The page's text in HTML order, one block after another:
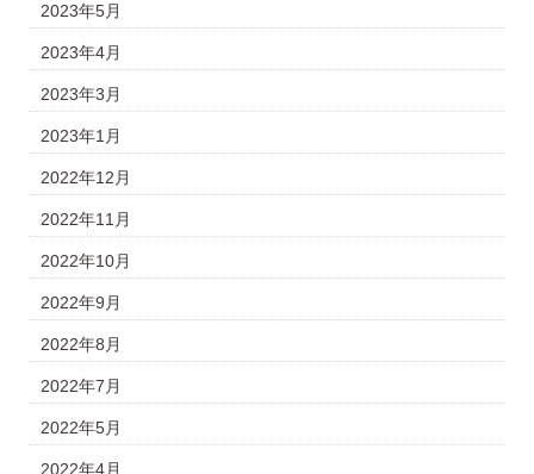
2023年5月
2023年4月
2023年3月
2023年1月
2022年12月
2022年11月
2022年10月
2022年9月
2022年8月
2022年7月
2022年5月
2022年4月